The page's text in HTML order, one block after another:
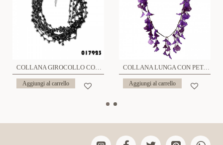
COLLANA GIROCOLLO CON CRISTALLI - CY227840654
Aggiungi al carrello
COLLANA LUNGA CON PETALI IN RESINA - FT23120E395
Aggiungi al carrello